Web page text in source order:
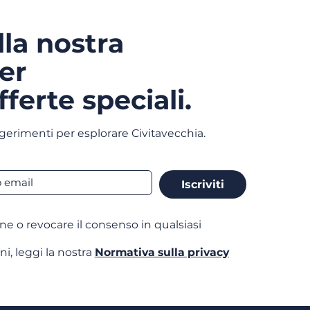
nostra
speciali.
per esplorare Civitavecchia.
Iscriviti
o revocare il consenso in qualsiasi
leggi la nostra Normativa sulla privacy